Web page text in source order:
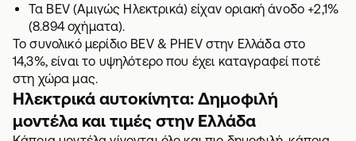
Τα BEV (Αμιγώς Ηλεκτρικά) είχαν οριακή άνοδο +2,1%
(8.894 οχήματα).
Το συνολικό μερίδιο BEV & PHEV στην Ελλάδα στο
14,3%, είναι το υψηλότερο που έχει καταγραφεί ποτέ
στη χώρα μας.
Ηλεκτρικά αυτοκίνητα: Δημοφιλή
μοντέλα και τιμές στην Ελλάδα